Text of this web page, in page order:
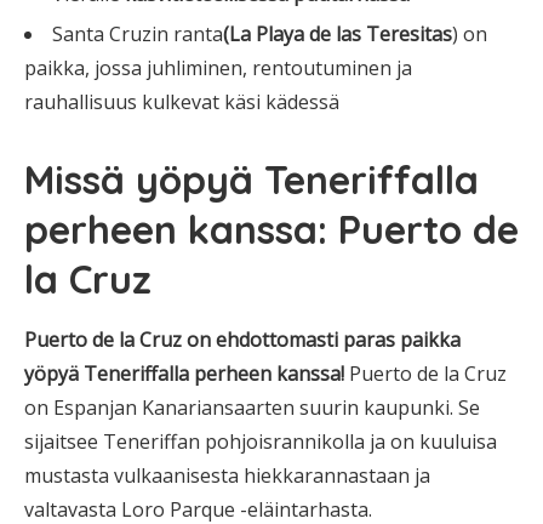
Santa Cruzin ranta(La Playa de las Teresitas) on
paikka, jossa juhliminen, rentoutuminen ja
rauhallisuus kulkevat käsi kädessä
Missä yöpyä Teneriffalla
perheen kanssa: Puerto de
la Cruz
Puerto de la Cruz on ehdottomasti paras paikka
yöpyä Teneriffalla perheen kanssa! Puerto de la Cruz
on Espanjan Kanariansaarten suurin kaupunki. Se
sijaitsee Teneriffan pohjoisrannikolla ja on kuuluisa
mustasta vulkaanisesta hiekkarannastaan ja
valtavasta Loro Parque -eläintarhasta.